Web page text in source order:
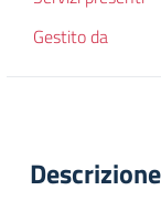
Gestito da
Descrizione